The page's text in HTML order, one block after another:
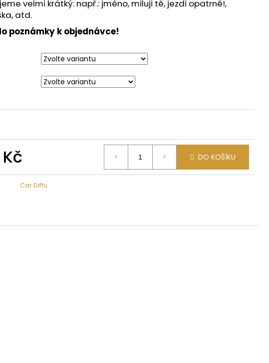
velmi krátký: např.: jméno, miluji tě, jezdi opatrně!,
atd.
poznámky k objednávce!
DO KOŠÍKU
Car Diffu